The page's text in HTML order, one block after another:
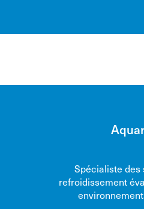
Spécialiste des
refroidissement